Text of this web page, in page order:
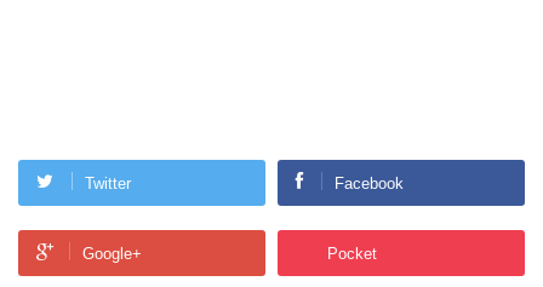
Twitter Facebook
Google+ Pocket